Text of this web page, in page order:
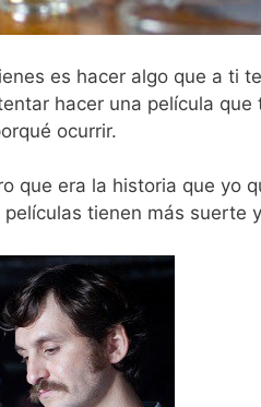
es hacer algo que a ti
hacer una película
ocurrir.
que era la historia que yo
tienen más